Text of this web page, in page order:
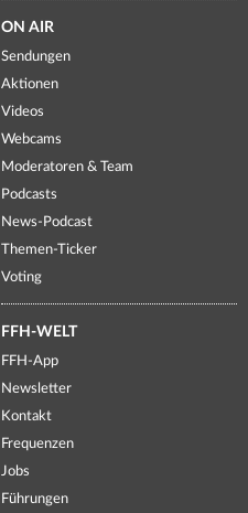
ON AIR
Sendungen
Aktionen
Videos
Webcams
Moderatoren & Team
Podcasts
News-Podcast
Themen-Ticker
Voting
FFH-WELT
FFH-App
Newsletter
Kontakt
Frequenzen
Jobs
Führungen